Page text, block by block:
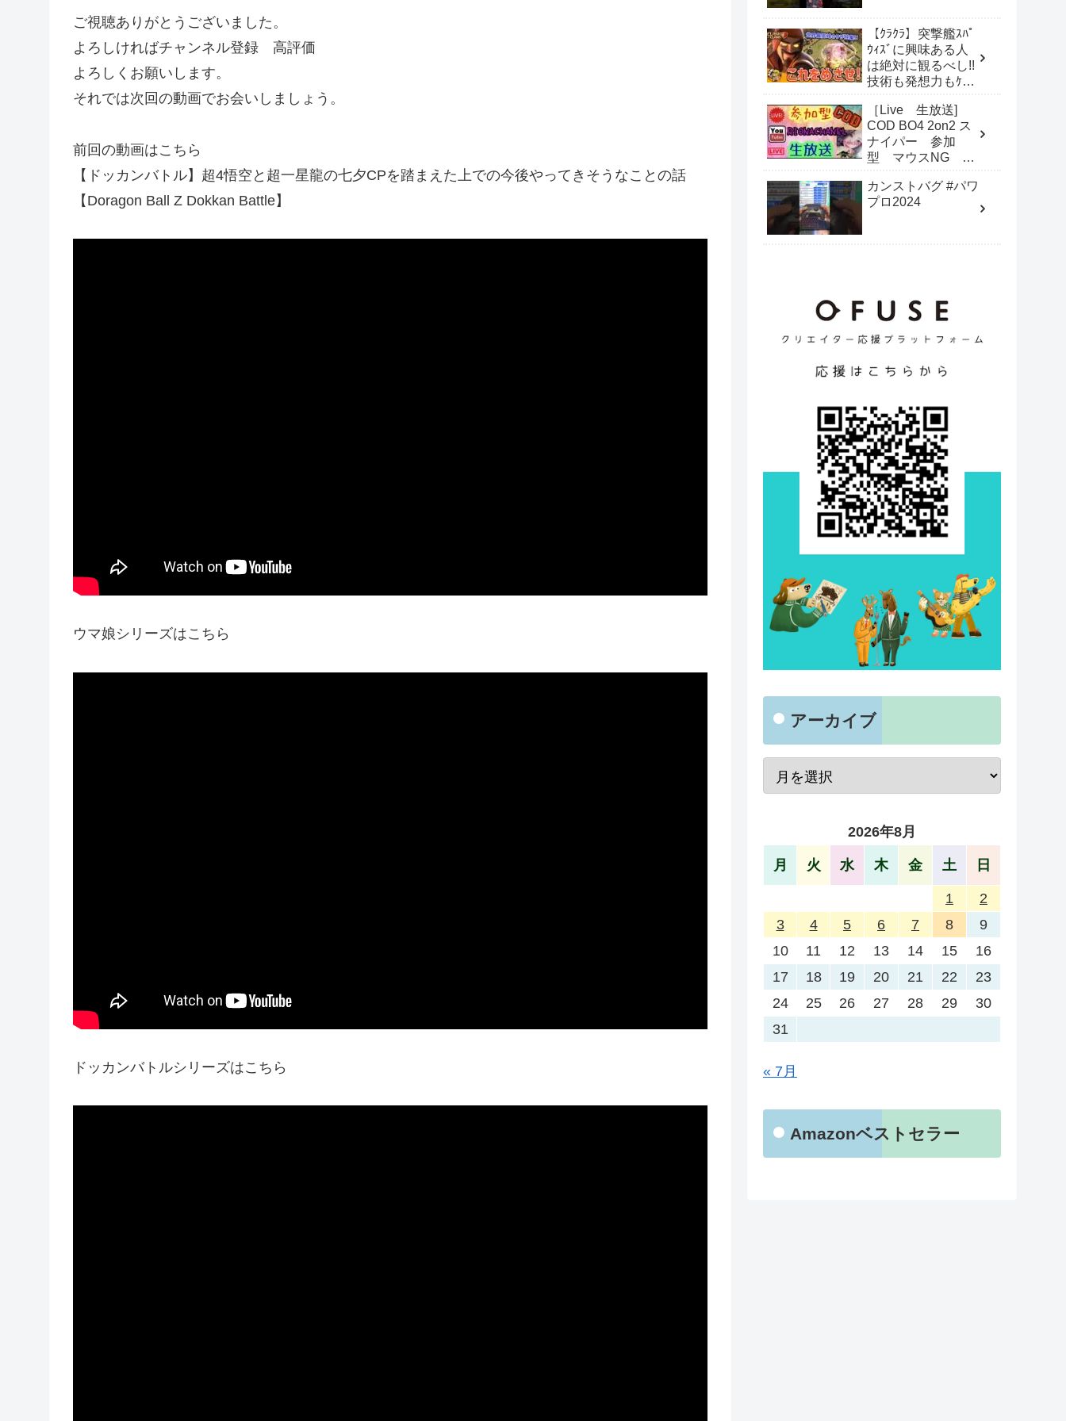
ご視聴ありがとうございました。
よろしければチャンネル登録 高評価
よろしくお願いします。
それでは次回の動画でお会いしましょう。
前回の動画はこちら
【ドッカンバトル】超4悟空と超一星龍の七夕CPを踏まえた上での今後やってきそうなことの話
【Doragon Ball Z Dokkan Battle】
ウマ娘シリーズはこちら
ドッカンバトルシリーズはこちら
【ｸﾗｸﾗ】突撃艦ｽﾊﾟ
ｳｨｽﾞに興味ある人
は絶対に観るべし!!
技術も発想力もｹﾀ
ﾗｽのｽﾊﾟｳｨｽ!!
［Live 生放送]
COD BO4 2on2 ス
ナイパー 参加
型 マウスNG 猛
カンストバグ #パワ
プロ2024
アーカイブ
2026年8月
月 火 水 木 金 土 日
1
2
3
4 5 6 7 8
9
10
11 12 13 14 15
16
17
18 19 20 21 22
23
24
25 26 27 28 29
30
31
« 7月
Amazonベストセラー